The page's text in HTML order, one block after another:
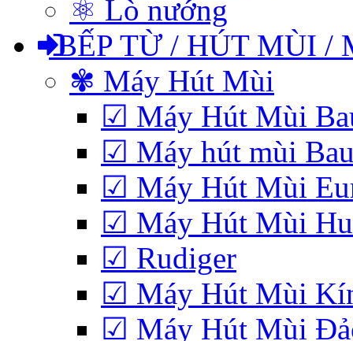
⚛ Lò nướng
BẾP TỪ / HÚT MÙI /
✾ Máy Hút Mùi
☑ Máy Hút Mùi
☑ Máy hút mùi
☑ Máy Hút Mùi
☑ Máy Hút Mùi
☑ Rudiger
☑ Máy Hút Mùi
☑ Máy Hút Mùi